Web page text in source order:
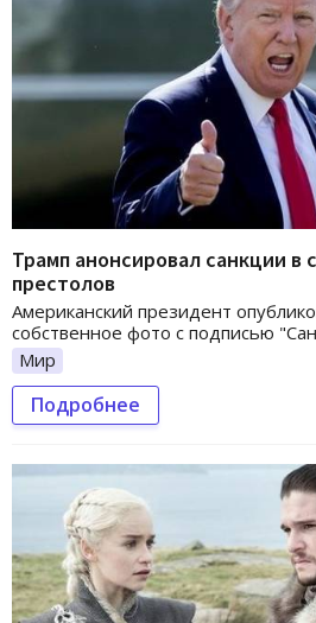
Трамп анонсировал санкции в
престолов
Американский президент
собственное фото с подписью
Мир
Подробнее